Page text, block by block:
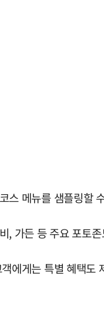
스 메뉴를 샘플링할
, 가든 등 주요 포토
에게는 특별 혜택도